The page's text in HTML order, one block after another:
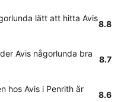
lätt att hitta Avis
8.8
Avis någorlunda bra
8.7
hos Avis i Penrith är
8.6